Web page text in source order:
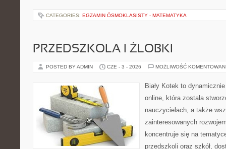
CATEGORIES: EGZAMIN ÓSMOKLASISTY - MATEMATYKA
PRZEDSZKOLA I ŻLOBKI
POSTED BY ADMIN CZE - 3 - 2026 MOŻLIWOŚĆ
Biały Kotek to
online, która została
nauczycielach, a także
zainteresowanych
koncentruje się na
przedszkoli oraz szkół,